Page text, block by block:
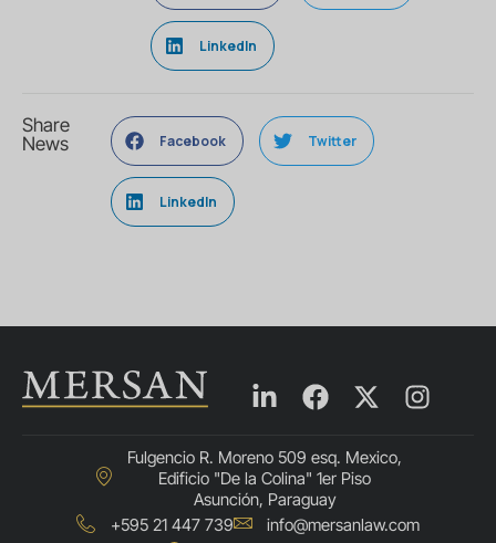
LinkedIn
Share
News
Facebook Twitter
LinkedIn
Fulgencio R. Moreno 509 esq. Mexico,
Edificio "De la Colina" 1er Piso
Asunción, Paraguay
+595 21 447 739
info@mersanlaw.com